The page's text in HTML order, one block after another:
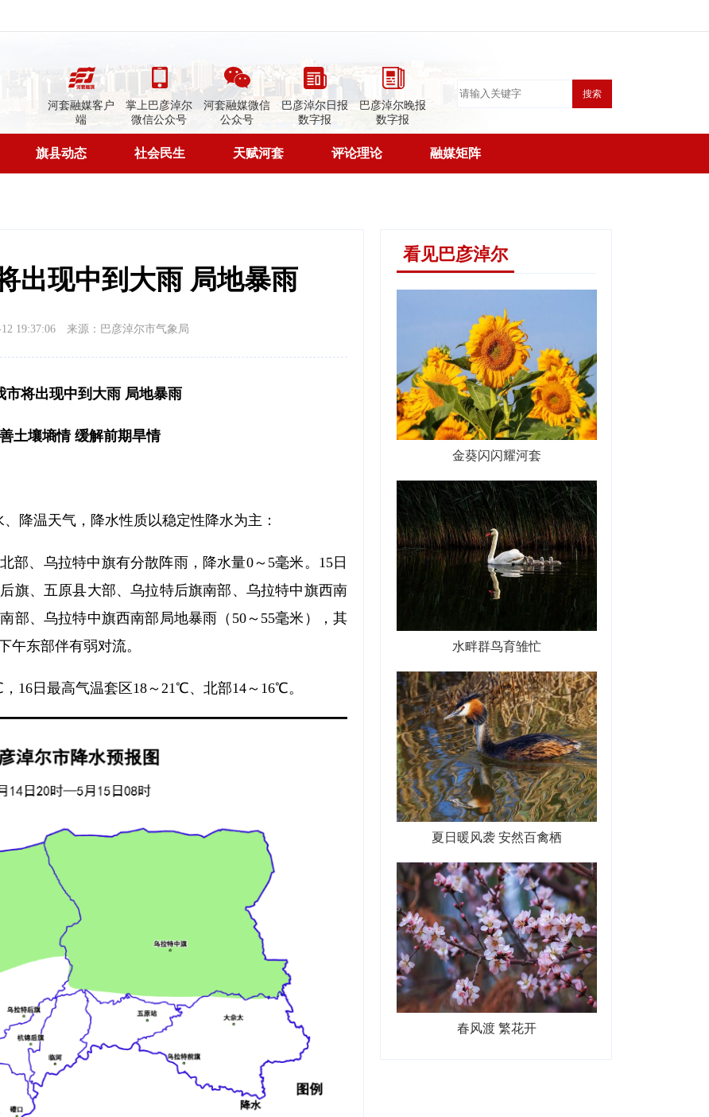
河套融媒客户
端
掌上巴彦淖尔
微信公众号
河套融媒微信
公众号
巴彦淖尔日报
数字报
巴彦淖尔晚报
数字报
搜索
旗县动态 社会民生 天赋河套 评论理论 融媒矩阵
出现中到大雨 局地暴雨
19:37:06 来源：巴彦淖尔市气象局
市将出现中到大雨 局地暴雨
土壤墒情 缓解前期旱情
降温天气，降水性质以稳定性降水为主：
部、乌拉特中旗有分散阵雨，降水量0～5毫米。15日
旗、五原县大部、乌拉特后旗南部、乌拉特中旗西南
部、乌拉特中旗西南部局地暴雨（50～55毫米），其
午东部伴有弱对流。
16日最高气温套区18～21℃、北部14～16℃。
看见巴彦淖尔
金葵闪闪耀河套
水畔群鸟育雏忙
夏日暖风袭 安然百禽栖
春风渡 繁花开